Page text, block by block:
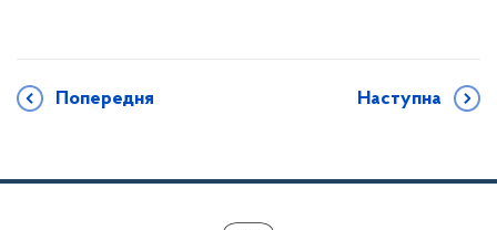
Попередня Наступна